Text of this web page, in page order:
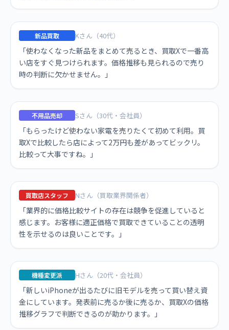
新品買取 Kさん（40代）
「使わなくなった新品をまとめて売るとき、買取Xで一番高
い店をすぐ見つけられます。価格推移も見られるので売り
時の判断に欠かせません。」
不用品売却 Sさん（30代・会社員）
「もらったけど使わない家電を売りたくて初めて利用。買
取Xで比較したら店によって2万円も差があってビックリ。
比較って大事ですね。」
買取店スタッフ Nさん（買取業界関係者）
「業界的に価格比較サイトの存在は競争を促進していると
感じます。お客様に適正価格で買取できていることの透明
性を示せるのは良いことです。」
機種変更派 Hさん（20代・会社員）
「新しいiPhoneが出るたびに旧モデルを売って買い替え資
金にしています。発表前に売るか後に売るか、買取Xの価格
推移グラフで判断できるのが助かります。」